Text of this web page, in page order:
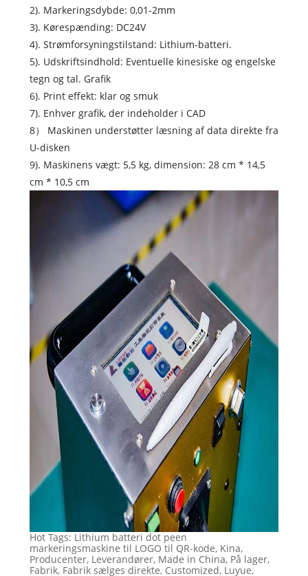
2). Markeringsdybde: 0,01-2mm
3). Kørespænding: DC24V
4). Strømforsyningstilstand: Lithium-batteri.
5). Udskriftsindhold: Eventuelle kinesiske og engelske
tegn og tal. Grafik
6). Print effekt: klar og smuk
7). Enhver grafik, der indeholder i CAD
8） Maskinen understøtter læsning af data direkte fra
U-disken
9). Maskinens vægt: 5,5 kg, dimension: 28 cm * 14,5
cm * 10,5 cm
Hot Tags: Lithium batteri dot peen
markeringsmaskine til LOGO til QR-kode, Kina,
Producenter, Leverandører, Made in China, På lager,
Fabrik, Fabrik sælges direkte, Customized, Luyue,